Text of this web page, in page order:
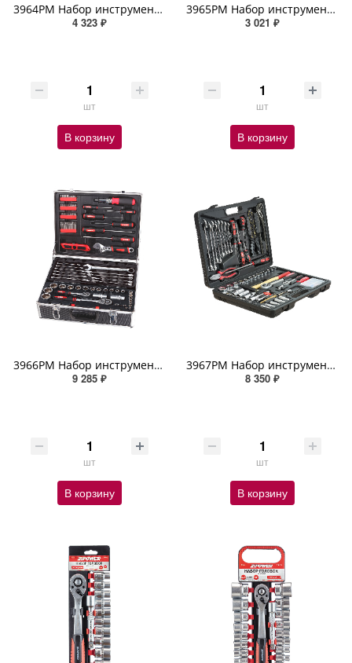
3964PM Набор инструмента, 23 предмета, Cr-V сталь ZIPOWER
4 323 ₽
шт
В корзину
3965PM Набор инструмента, 10 предметов, Cr-V сталь ZIPOWER
3 021 ₽
шт
В корзину
3966PM Набор инструмента, 96 предметов, Cr-V сталь ZIPOWER
9 285 ₽
шт
В корзину
3967PM Набор инструмента, 99 предметов, Cr-V сталь ZIPOWER
8 350 ₽
шт
В корзину